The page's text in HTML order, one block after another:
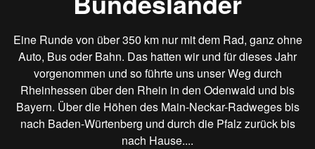
Eine Runde von über 350 km nur mit dem Rad, ganz ohne
Auto, Bus oder Bahn. Das hatten wir und für dieses Jahr
vorgenommen und so führte uns unser Weg durch
Rheinhessen über den Rhein in den Odenwald und bis
Bayern. Über die Höhen des Main-Neckar-Radweges bis
nach Baden-Würtenberg und durch die Pfalz zurück bis
nach Hause....